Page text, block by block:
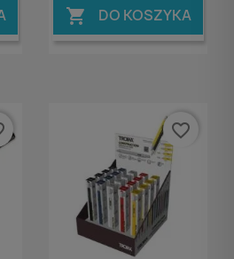
 DO KOSZYKA
favorite_border